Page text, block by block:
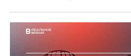
ВОДНЫЕ ВИДЫ СПОРТА
ХОККЕЙ С МЯЧОМ
ОБРАЗОВАНИЕ
ПРОИСШЕСТВИЯ